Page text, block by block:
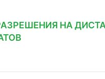
НА